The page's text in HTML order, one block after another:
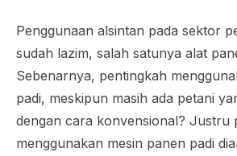
Penggunaan alsintan pada sektor
sudah lazim, salah satunya alat
Sebenarnya, pentingkah
padi, meskipun masih ada petani
dengan cara konvensional? Justru
menggunakan mesin panen padi